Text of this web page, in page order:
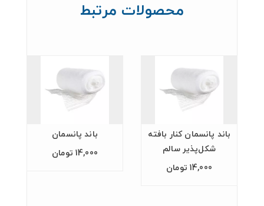
محصولات مرتبط
باند پانسمان
14,000 تومان
باند پانسمان کنار بافته
شکل‌پذیر سالم
14,000 تومان